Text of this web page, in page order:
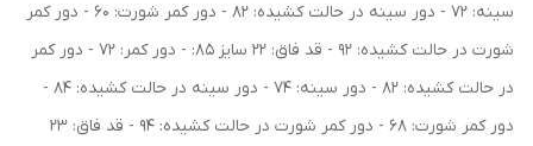
سینه: 72 - دور سینه در حالت کشیده: 82 - دور کمر شورت: 60 - دور کمر
شورت در حالت کشیده: 92 - قد فاق: 22 سایز 85: - دور کمر: 72 - دور کمر
در حالت کشیده: 82 - دور سینه: 74 - دور سینه در حالت کشیده: 84 -
دور کمر شورت: 68 - دور کمر شورت در حالت کشیده: 94 - قد فاق: 23